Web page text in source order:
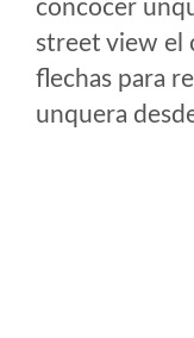
concocer
street view el
flechas para
unquera